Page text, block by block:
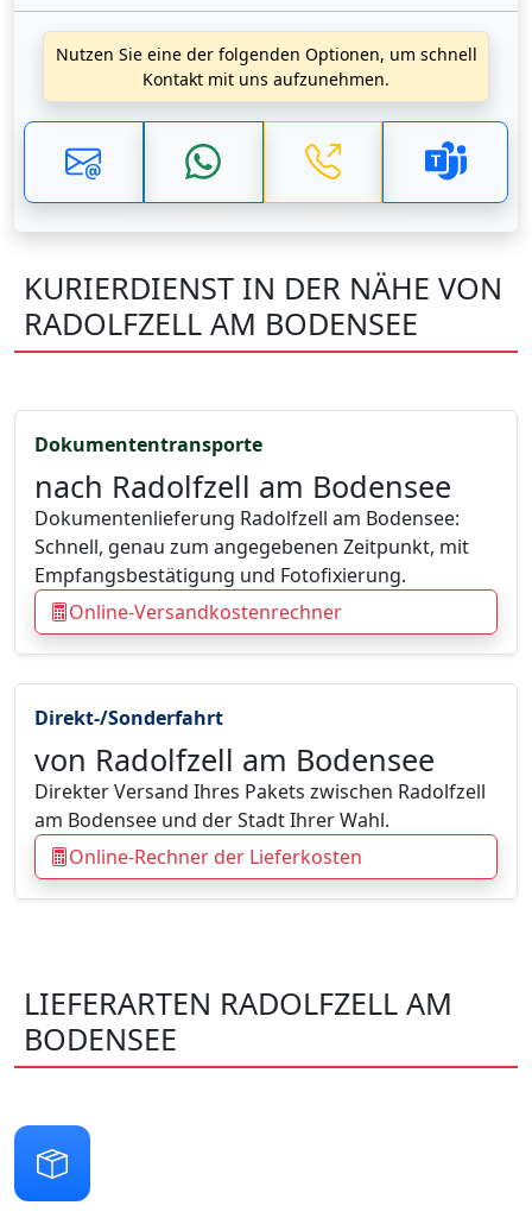
Nutzen Sie eine der folgenden Optionen, um schnell
Kontakt mit uns aufzunehmen.
KURIERDIENST IN DER NÄHE VON
RADOLFZELL AM BODENSEE
Direkt-/Sonderfahrt
von Radolfzell am Bodensee
Direkter Versand Ihres Pakets zwischen Radolfzell
am Bodensee und der Stadt Ihrer Wahl.
Online-Rechner der Lieferkosten
Dokumententransporte
nach Radolfzell am Bodensee
Dokumentenlieferung Radolfzell am Bodensee:
Schnell, genau zum angegebenen Zeitpunkt, mit
Empfangsbestätigung und Fotofixierung.
Online-Versandkostenrechner
LIEFERARTEN RADOLFZELL AM
BODENSEE